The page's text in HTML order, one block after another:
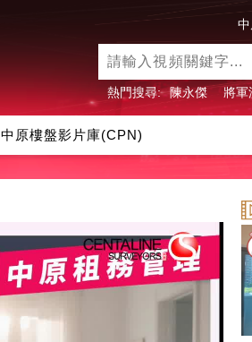
熱門搜尋: 陳永傑 將軍
中原樓盤影片庫(CPN)